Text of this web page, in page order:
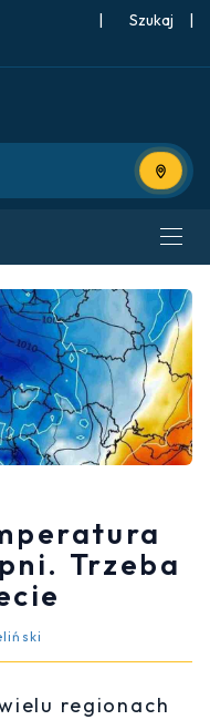
| |
Użyj
Trzeba
regionach